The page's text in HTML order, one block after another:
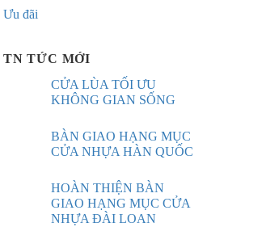
Ưu đãi
TN TỨC MỚI
CỬA LÙA TỐI ƯU
KHÔNG GIAN SỐNG
BÀN GIAO HẠNG MỤC
CỬA NHỰA HÀN QUỐC
HOÀN THIỆN BÀN
GIAO HẠNG MỤC CỬA
NHỰA ĐÀI LOAN